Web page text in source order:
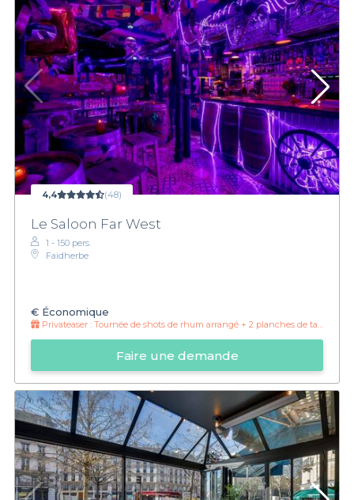
4,4 (48)
Le Saloon Far West
1 - 150 pers.
Faidherbe
€ Économique
Privateaser : Tournée de shots de rhum arrangé + 2 planches de tapas mixtes offertes
Faire une demande